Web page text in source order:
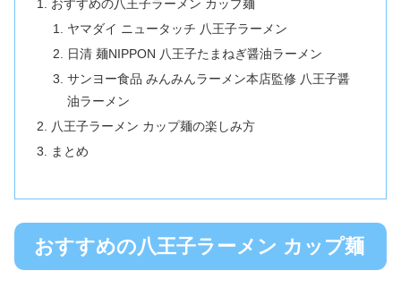
おすすめの八王子ラーメン カップ麺
ヤマダイ ニュータッチ 八王子ラーメン
日清 麺NIPPON 八王子たまねぎ醤油ラーメン
サンヨー食品 みんみんラーメン本店監修 八王子醤
油ラーメン
八王子ラーメン カップ麺の楽しみ方
まとめ
おすすめの八王子ラーメン カップ麺